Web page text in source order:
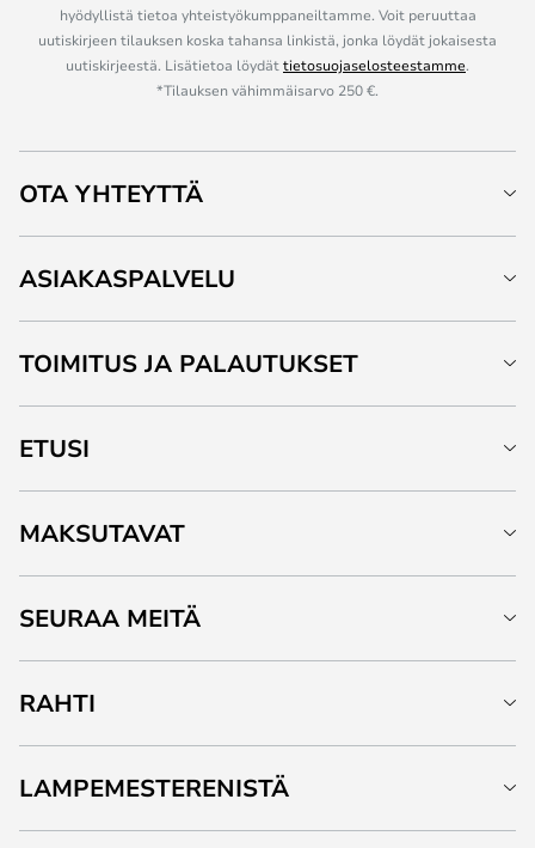
hyödyllistä tietoa yhteistyökumppaneiltamme. Voit peruuttaa
uutiskirjeen tilauksen koska tahansa linkistä, jonka löydät jokaisesta
uutiskirjeestä. Lisätietoa löydättietosuojaselosteestamme.
*Tilauksen vähimmäisarvo 250 €.
OTA YHTEYTTÄ
ASIAKASPALVELU
TOIMITUS JA PALAUTUKSET
ETUSI
MAKSUTAVAT
SEURAA MEITÄ
RAHTI
LAMPEMESTERENISTÄ